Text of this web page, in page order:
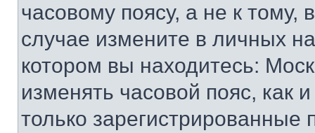
часовому поясу, а не к тому,
случае измените в личных
котором вы находитесь:
изменять часовой пояс, как
только